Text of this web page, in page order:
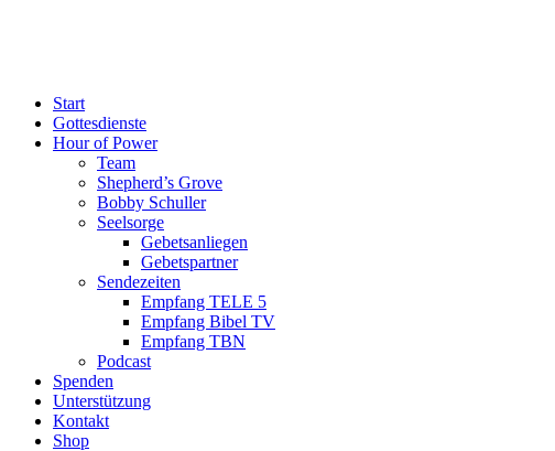
Start
Gottesdienste
Hour of Power
Team
Shepherd’s Grove
Bobby Schuller
Seelsorge
Gebetsanliegen
Gebetspartner
Sendezeiten
Empfang TELE 5
Empfang Bibel TV
Empfang TBN
Podcast
Spenden
Unterstützung
Kontakt
Shop